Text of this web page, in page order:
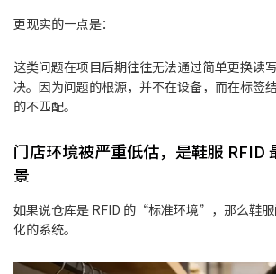
更现实的一点是：
这类问题在项目后期往往无法通过简单更换读
决。因为问题的根源，并不在设备，而在标签
的不匹配。
门店环境被严重低估，是鞋服 RFID
景
如果说仓库是 RFID 的“标准环境”，那么鞋
化的系统。